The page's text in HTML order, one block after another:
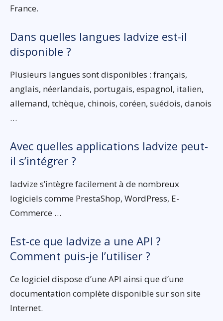
France.
Dans quelles langues Iadvize est-il
disponible ?
Plusieurs langues sont disponibles : français,
anglais, néerlandais, portugais, espagnol, italien,
allemand, tchèque, chinois, coréen, suédois, danois
…
Avec quelles applications Iadvize peut-
il s’intégrer ?
Iadvize s’intègre facilement à de nombreux
logiciels comme PrestaShop, WordPress, E-
Commerce …
Est-ce que Iadvize a une API ?
Comment puis-je l’utiliser ?
Ce logiciel dispose d’une API ainsi que d’une
documentation complète disponible sur son site
Internet.